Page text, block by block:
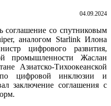
04.09.2024
соглашение со спутниковым
аналогом Starlink Илона
цифрового развития,
промышленности Жаслан
Азиатско-Тихоокеанской
по цифровой инклюзии и
заключение соглашения с